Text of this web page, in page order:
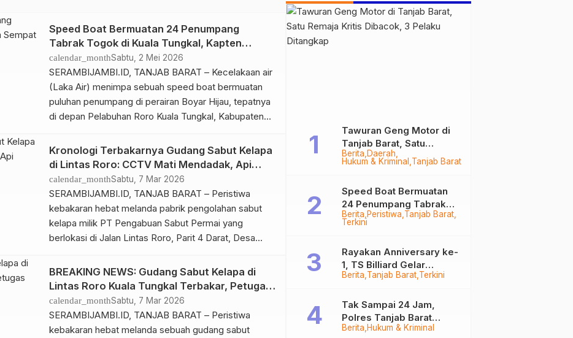
Speed Boat Bermuatan 24 Penumpang
Tabrak Togok di Kuala Tungkal, Kapten
Sempat Hilang
calendar_monthSabtu, 2 Mei 2026
SERAMBIJAMBI.ID, TANJAB BARAT – Kecelakaan air
(Laka Air) menimpa sebuah speed boat bermuatan
puluhan penumpang di perairan Boyar Hijau, tepatnya
di depan Pelabuhan Roro Kuala Tungkal, Kabupaten
Insiden yang terjadi sekitar pukul 19.00 WIB ini sempat
memicu kepanikan setelah kapten kapal dilaporkan
hilang sesaat setelah kejadian. Namun, setelah
dilakukan […]
Kronologi Terbakarnya Gudang Sabut Kelapa
di Lintas Roro: CCTV Mati Mendadak, Api
Langsung Membesar
calendar_monthSabtu, 7 Mar 2026
SERAMBIJAMBI.ID, TANJAB BARAT – Peristiwa
kebakaran hebat melanda pabrik pengolahan sabut
kelapa milik PT Pengabuan Sabut Permai yang
berlokasi di Jalan Lintas Roro, Parit 4 Darat, Desa
Jabung Barat, pada Jumat malam (6/3/2026).
Kapolres Tanjab Barat, AKBP Maulia Kuswicaksono,
S.I.K., M.H., melalui Kasat Reskrim AKP Frans
Septiawan Sipayung, […]
BREAKING NEWS: Gudang Sabut Kelapa di
Lintas Roro Kuala Tungkal Terbakar, Petugas
Berjibaku Padamkan Api
calendar_monthSabtu, 7 Mar 2026
SERAMBIJAMBI.ID, TANJAB BARAT – Peristiwa
kebakaran hebat melanda sebuah gudang sabut
Berita Daerah
Hukum & Kriminal Tanjab Barat
Tawuran Geng Motor di
Tanjab Barat, Satu
Remaja Kritis Dibacok, 3
Pelaku Ditangkap
Berita Peristiwa Tanjab Barat
Terkini
Speed Boat Bermuatan
24 Penumpang Tabrak
Togok di Kuala Tungkal,
Berita Tanjab Barat Terkini
Rayakan Anniversary ke-
1, TS Billiard Gelar
Turnamen 9 Ball
Berita Hukum & Kriminal
Tak Sampai 24 Jam,
Polres Tanjab Barat
Ringkus Komplotan